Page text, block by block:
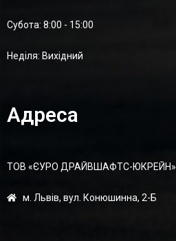
Суботa: 8:00 - 15:00
Неділя: Вихідний
Адреса
ТОВ «ЄУРО ДРАЙВШАФТC-ЮКРЕЙН»
м. Львів, вул. Конюшинна, 2-Б